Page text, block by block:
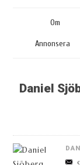
Om
Annonsera
Daniel